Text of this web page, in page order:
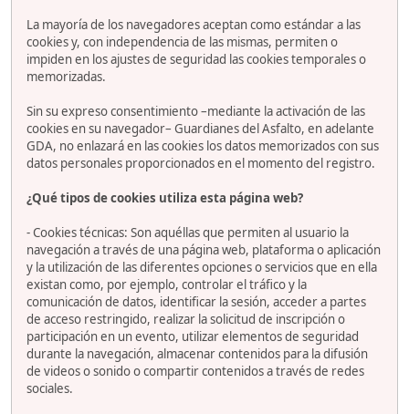
La mayoría de los navegadores aceptan como estándar a las
cookies y, con independencia de las mismas, permiten o
impiden en los ajustes de seguridad las cookies temporales o
memorizadas.
Sin su expreso consentimiento –mediante la activación de las
cookies en su navegador– Guardianes del Asfalto, en adelante
GDA, no enlazará en las cookies los datos memorizados con sus
datos personales proporcionados en el momento del registro.
¿Qué tipos de cookies utiliza esta página web?
- Cookies técnicas: Son aquéllas que permiten al usuario la
navegación a través de una página web, plataforma o aplicación
y la utilización de las diferentes opciones o servicios que en ella
existan como, por ejemplo, controlar el tráfico y la
comunicación de datos, identificar la sesión, acceder a partes
de acceso restringido, realizar la solicitud de inscripción o
participación en un evento, utilizar elementos de seguridad
durante la navegación, almacenar contenidos para la difusión
de videos o sonido o compartir contenidos a través de redes
sociales.